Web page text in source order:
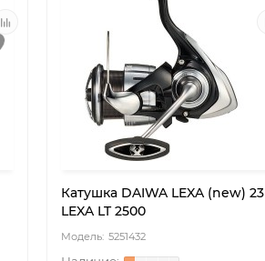
Катушка DAIWA LEXA (new) 23
LEXA LT 2500
5251432